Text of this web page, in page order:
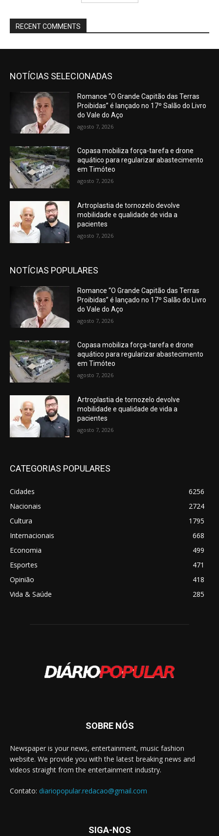
RECENT COMMENTS
NOTÍCIAS SELECIONADAS
Romance “O Grande Capitão das Terras
Proibidas” é lançado no 17º Salão do Livro
do Vale do Aço
agosto 7, 2026
Copasa mobiliza força-tarefa e drone
aquático para regularizar abastecimento
em Timóteo
agosto 7, 2026
Artroplastia de tornozelo devolve
mobilidade e qualidade de vida a
pacientes
agosto 7, 2026
NOTÍCIAS POPULARES
Romance “O Grande Capitão das Terras
Proibidas” é lançado no 17º Salão do Livro
do Vale do Aço
agosto 7, 2026
Copasa mobiliza força-tarefa e drone
aquático para regularizar abastecimento
em Timóteo
agosto 7, 2026
Artroplastia de tornozelo devolve
mobilidade e qualidade de vida a
pacientes
agosto 7, 2026
CATEGORIAS POPULARES
Cidades
6256
Nacionais
2724
Cultura
1795
Internacionais
668
Economia
499
Esportes
471
Opinião
418
Vida & Saúde
285
SOBRE NÓS
Newspaper is your news, entertainment, music fashion
website. We provide you with the latest breaking news and
videos straight from the entertainment industry.
Contato: diariopopular.redacao@gmail.com
SIGA-NOS